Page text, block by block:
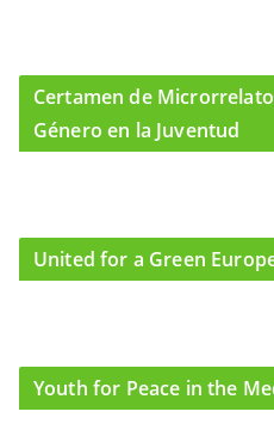
Certamen de
Género en la Juventud
United for a Green
Youth for Peace in the